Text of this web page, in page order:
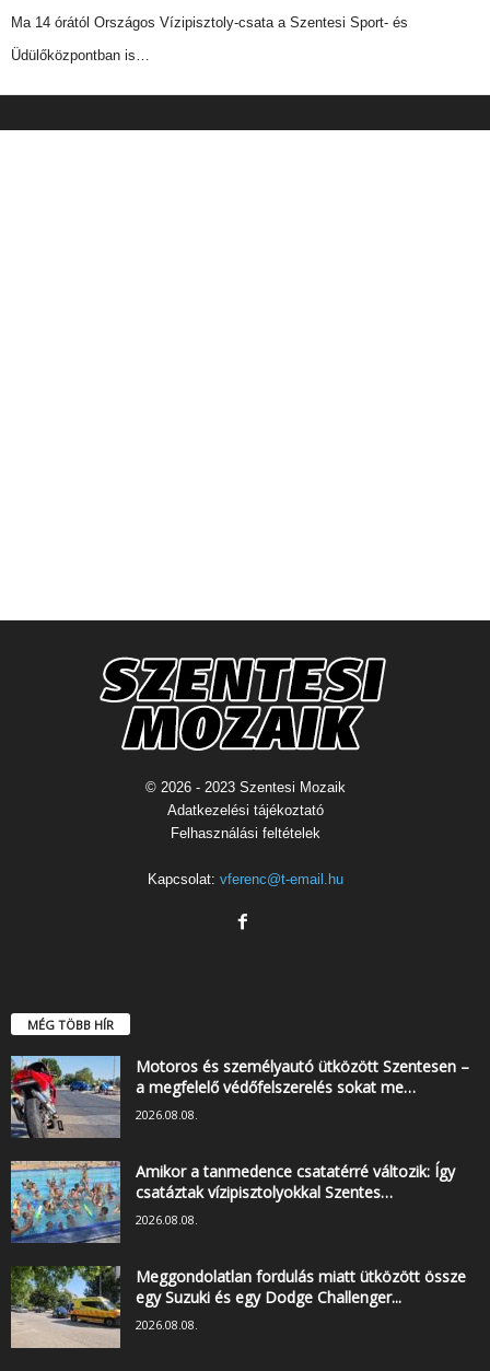
Ma 14 órától Országos Vízipisztoly-csata a Szentesi Sport- és
Üdülőközpontban is…
© 2026 - 2023 Szentesi Mozaik
Adatkezelési tájékoztató
Felhasználási feltételek
Kapcsolat: vferenc@t-email.hu
MÉG TÖBB HÍR
Motoros és személyautó ütközött Szentesen –
a megfelelő védőfelszerelés sokat me…
2026.08.08.
Amikor a tanmedence csatatérré változik: Így
csatáztak vízipisztolyokkal Szentes…
2026.08.08.
Meggondolatlan fordulás miatt ütközött össze
egy Suzuki és egy Dodge Challenger...
2026.08.08.